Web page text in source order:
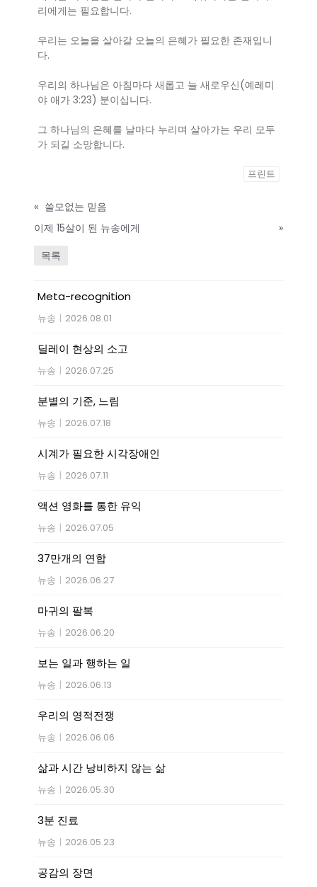
리에게는 필요합니다.
우리는 오늘을 살아갈 오늘의 은혜가 필요한 존재입니
다.
우리의 하나님은 아침마다 새롭고 늘 새로우신(예레미
야 애가 3:23) 분이십니다.
그 하나님의 은혜를 날마다 누리며 살아가는 우리 모두
가 되길 소망합니다.
프린트
« 쓸모없는 믿음
이제 15살이 된 뉴송에게
»
목록
Meta-recognition
뉴송 | 2026.08.01
딜레이 현상의 소고
뉴송 | 2026.07.25
분별의 기준, 느림
뉴송 | 2026.07.18
시계가 필요한 시각장애인
뉴송 | 2026.07.11
액션 영화를 통한 유익
뉴송 | 2026.07.05
37만개의 연합
뉴송 | 2026.06.27
마귀의 팔복
뉴송 | 2026.06.20
보는 일과 행하는 일
뉴송 | 2026.06.13
우리의 영적전쟁
뉴송 | 2026.06.06
삶과 시간 낭비하지 않는 삶
뉴송 | 2026.05.30
3분 진료
뉴송 | 2026.05.23
공감의 장면